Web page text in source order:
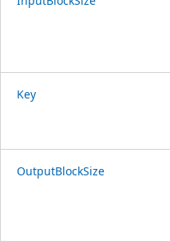
Key
OutputBlockSize